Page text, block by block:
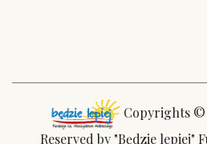
Copyrights ©
Reserved by "Będzie lepiej"